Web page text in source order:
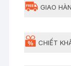
bảo
GIAO
CHIẾT